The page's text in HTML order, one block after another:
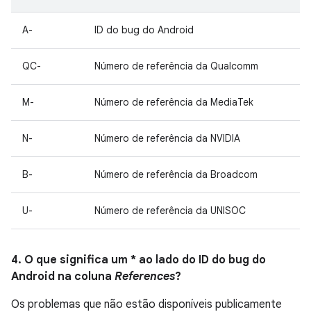
A- ID do bug do Android
QC- Número de referência da Qualcomm
M- Número de referência da MediaTek
N- Número de referência da NVIDIA
B- Número de referência da Broadcom
U- Número de referência da UNISOC
4. O que significa um * ao lado do ID do bug do
Android na coluna References?
Os problemas que não estão disponíveis publicamente